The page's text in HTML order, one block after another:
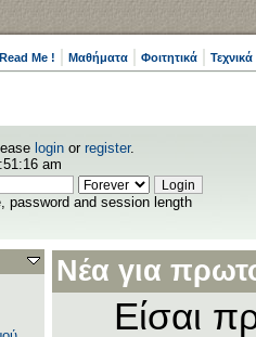
Me ! Μαθήματα Φοιτητικά
login or register.
am
password and session length
Νέα για
Είσαι